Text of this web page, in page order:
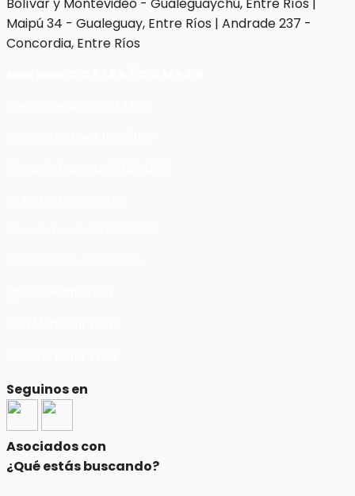
Maipú 34 - Gualeguay, Entre Ríos | Andrade 237 -
Concordia, Entre Ríos
Seguinos en
Asociados con
¿Qué estás buscando?